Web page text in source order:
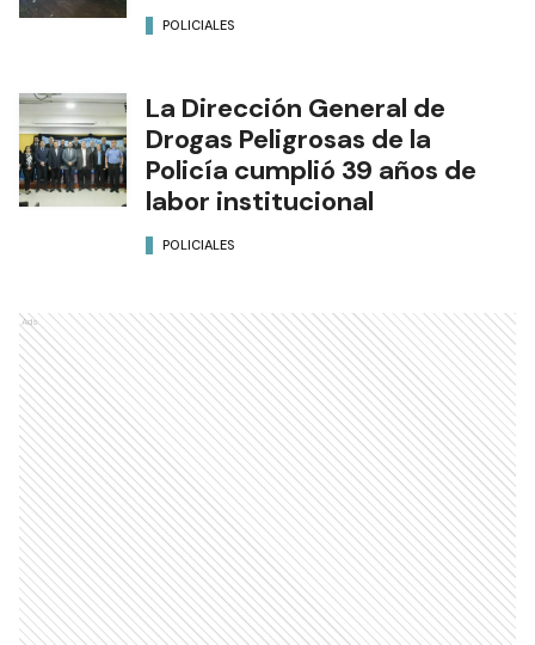
POLICIALES
La Dirección General de
Drogas Peligrosas de la
Policía cumplió 39 años de
labor institucional
POLICIALES
Ads